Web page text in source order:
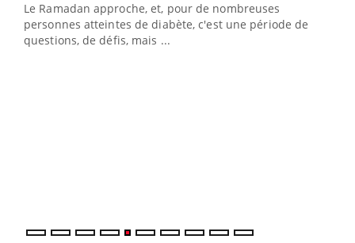
Le Ramadan approche, et, pour de nombreuses
personnes atteintes de diabète, c'est une période de
questions, de défis, mais ...